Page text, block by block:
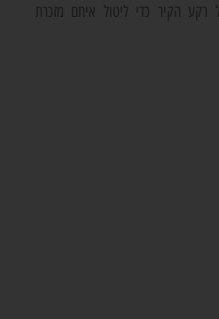
הקיר כדי ליטול איתם מזכרת